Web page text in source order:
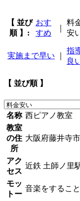
【 並び
順 】:
おす
すめ
料
安
実施まで早い
指
良
【 並び順 】
名称 西ピアノ教室
教室
の住
所
大阪府藤井寺
アク
セス
近鉄 土師ノ里
モッ
トー
音楽をするこ